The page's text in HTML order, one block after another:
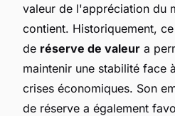
valeur de l'appréciation du
contient. Historiquement,
de réserve de valeur a
maintenir une stabilité face
crises économiques. Son
de réserve a également